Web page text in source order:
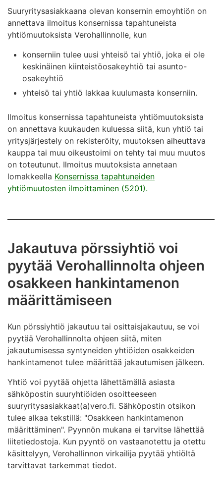
Suuryritysasiakkaana olevan konsernin emoyhtiön on
annettava ilmoitus konsernissa tapahtuneista
yhtiömuutoksista Verohallinnolle, kun
konserniin tulee uusi yhteisö tai yhtiö, joka ei ole
keskinäinen kiinteistöosakeyhtiö tai asunto-
osakeyhtiö
yhteisö tai yhtiö lakkaa kuulumasta konserniin.
Ilmoitus konsernissa tapahtuneista yhtiömuutoksista
on annettava kuukauden kuluessa siitä, kun yhtiö tai
yritysjärjestely on rekisteröity, muutoksen aiheuttava
kauppa tai muu oikeustoimi on tehty tai muu muutos
on toteutunut. Ilmoitus muutoksista annetaan
lomakkeella Konsernissa tapahtuneiden
yhtiömuutosten ilmoittaminen (5201).
Jakautuva pörssiyhtiö voi
pyytää Verohallinnolta ohjeen
osakkeen hankintamenon
määrittämiseen
Kun pörssiyhtiö jakautuu tai osittaisjakautuu, se voi
pyytää Verohallinnolta ohjeen siitä, miten
jakautumisessa syntyneiden yhtiöiden osakkeiden
hankintamenot tulee määrittää jakautumisen jälkeen.
Yhtiö voi pyytää ohjetta lähettämällä asiasta
sähköpostin suuryhtiöiden osoitteeseen
suuryritysasiakkaat(a)vero.fi. Sähköpostin otsikon
tulee alkaa tekstillä: "Osakkeen hankintamenon
määrittäminen". Pyynnön mukana ei tarvitse lähettää
liitetiedostoja. Kun pyyntö on vastaanotettu ja otettu
käsittelyyn, Verohallinnon virkailija pyytää yhtiöltä
tarvittavat tarkemmat tiedot.